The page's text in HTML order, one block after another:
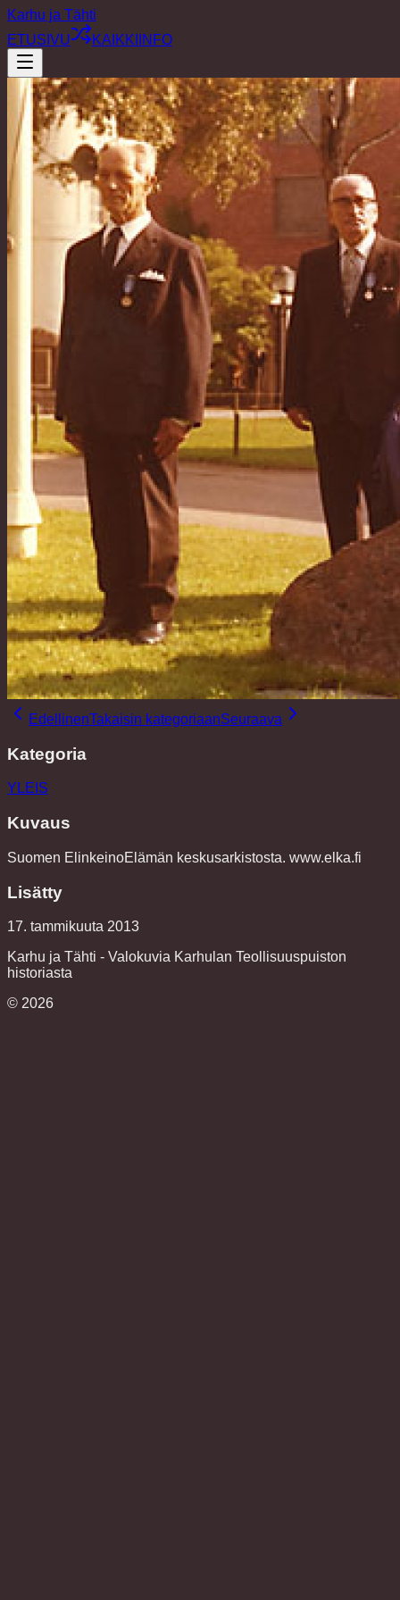
Karhu ja Tähti
ETUSIVU
KAIKKI INFO
EdellinenTakaisin kategoriaanSeuraava
Kategoria
YLEIS
Kuvaus
Suomen ElinkeinoElämän keskusarkistosta. www.elka.fi
Lisätty
17. tammikuuta 2013
Karhu ja Tähti - Valokuvia Karhulan Teollisuuspuiston
historiasta
© 2026